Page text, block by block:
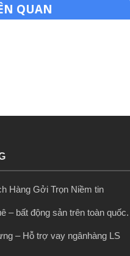
QUAN
Hàng Gởi Trọn Niềm tin
– bất động sản trên toàn quốc.
– Hỗ trợ vay ngânhàng LS